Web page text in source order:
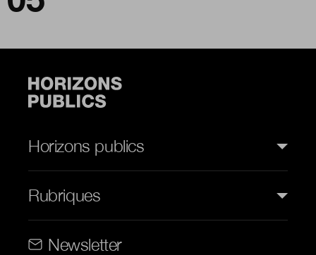
Horizons publics
Rubriques
Newsletter